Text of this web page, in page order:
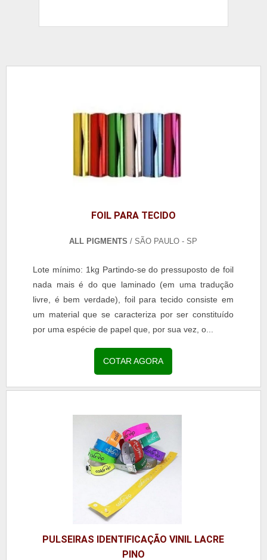
FOIL PARA TECIDO
ALL PIGMENTS/ SÃO PAULO - SP
Lote mínimo: 1kg Partindo-se do pressuposto de foil
nada mais é do que laminado (em uma tradução
livre, é bem verdade), foil para tecido consiste em
um material que se caracteriza por ser constituído
por uma espécie de papel que, por sua vez, o...
COTAR AGORA
PULSEIRAS IDENTIFICAÇÃO VINIL LACRE
PINO